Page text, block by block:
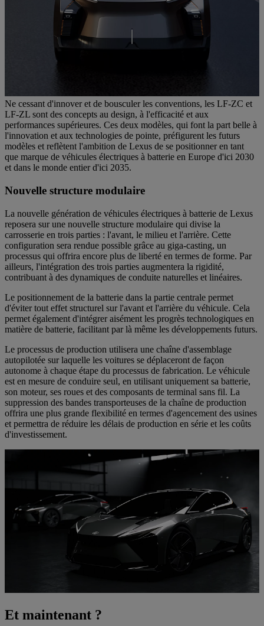
Ne cessant d'innover et de bousculer les conventions, les LF-ZC et
LF-ZL sont des concepts au design, à l'efficacité et aux
performances supérieures. Ces deux modèles, qui font la part belle à
l'innovation et aux technologies de pointe, préfigurent les futurs
modèles et reflètent l'ambition de Lexus de se positionner en tant
que marque de véhicules électriques à batterie en Europe d'ici 2030
et dans le monde entier d'ici 2035.
Nouvelle structure modulaire
La nouvelle génération de véhicules électriques à batterie de Lexus
reposera sur une nouvelle structure modulaire qui divise la
carrosserie en trois parties : l'avant, le milieu et l'arrière. Cette
configuration sera rendue possible grâce au giga-casting, un
processus qui offrira encore plus de liberté en termes de forme. Par
ailleurs, l'intégration des trois parties augmentera la rigidité,
contribuant à des dynamiques de conduite naturelles et linéaires.
Le positionnement de la batterie dans la partie centrale permet
d'éviter tout effet structurel sur l'avant et l'arrière du véhicule. Cela
permet également d'intégrer aisément les progrès technologiques en
matière de batterie, facilitant par là même les développements futurs.
Le processus de production utilisera une chaîne d'assemblage
autopilotée sur laquelle les voitures se déplaceront de façon
autonome à chaque étape du processus de fabrication. Le véhicule
est en mesure de conduire seul, en utilisant uniquement sa batterie,
son moteur, ses roues et des composants de terminal sans fil. La
suppression des bandes transporteuses de la chaîne de production
offrira une plus grande flexibilité en termes d'agencement des usines
et permettra de réduire les délais de production en série et les coûts
d'investissement.
Et maintenant ?